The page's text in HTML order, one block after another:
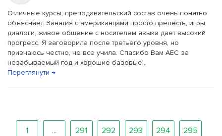
Отличные курсы, преподавательский состав очень понятно
объясняет. Занятия с американцами просто прелесть, игры,
диалоги, живое общение с носителем языка дает высокий
прогресс. Я заговорила после третьего уровня, но
признаюсь честно, не все учила. Спасибо Вам AEC за
незабываемый год и хорошие базовые...
Переглянути →
1 ... 291 292 293 294 295